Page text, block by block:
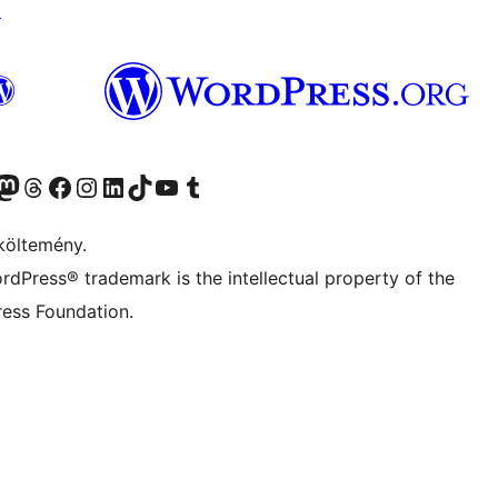
accountaccountcsatornánk
Visit our Threads account
Facebook oldalunk megtekintése
Visit our Instagram account
Visit our LinkedIn account
Visit our TikTok account
Visit our YouTube channel
Visit our Tumblr account
trademark is the intellectual property of the
Foundation.